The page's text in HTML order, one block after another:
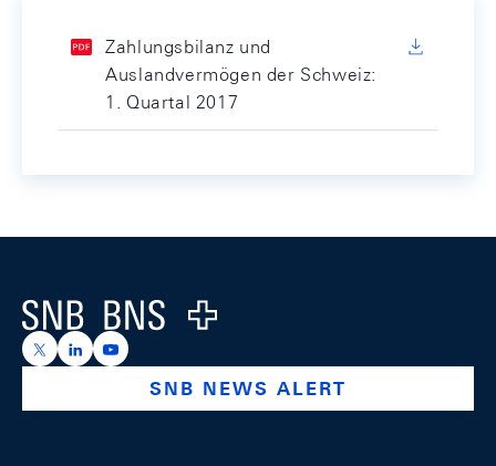
Zahlungsbilanz und
Auslandvermögen der Schweiz:
1. Quartal 2017
Logo
https://x.com/snb_bns
https://ch.linkedin.com/company/swiss-national-
https://www.youtube.com/@swissnationalbank
SNB NEWS ALERT